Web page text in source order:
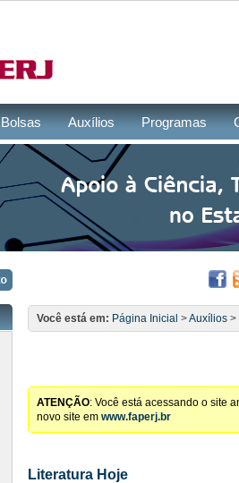
Bolsas Auxílios Programas
Você está em: Página Inicial >Auxílios >
ATENÇÃO: Você está acessando o site
novo site em www.faperj.br
Literatura Hoje